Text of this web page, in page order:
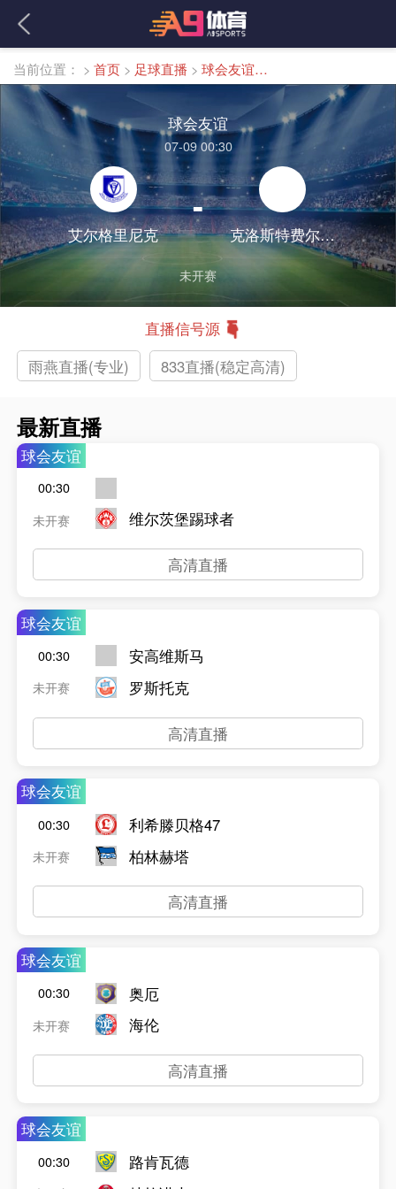
当前位置： > 首页 > 足球直播 > 球会友谊直播
球会友谊
07-09 00:30
艾尔格里尼克
-
克洛斯特费尔德联
未开赛
直播信号源
雨燕直播(专业)
833直播(稳定高清)
最新直播
球会友谊
00:30
未开赛
维尔茨堡踢球者
高清直播
球会友谊
00:30
未开赛
安高维斯马
罗斯托克
高清直播
球会友谊
00:30
未开赛
利希滕贝格47
柏林赫塔
高清直播
球会友谊
00:30
未开赛
奥厄
海伦
高清直播
球会友谊
00:30
路肯瓦德